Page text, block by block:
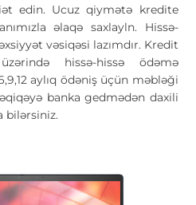
edin. Ucuz qiymətə kredite
əlaqə saxlayln. Hissə-
vəsiqəsi lazımdır. Kredit
hissə-hissə ödəmə
aylıq ödəniş üçün məbləği
banka gedmədən daxili
bilərsiniz.